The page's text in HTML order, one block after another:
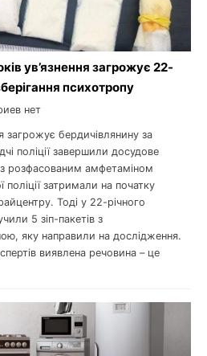
ув’язнення загрожує 22-
психотропу
нет
загрожує бердичівлянину за
поліції завершили досудове
розфасованим амфетаміном
затримали на початку
Тоді у 22-річного
5 зіп-пакетів з
яку направили на дослідження.
виявлена речовина – це